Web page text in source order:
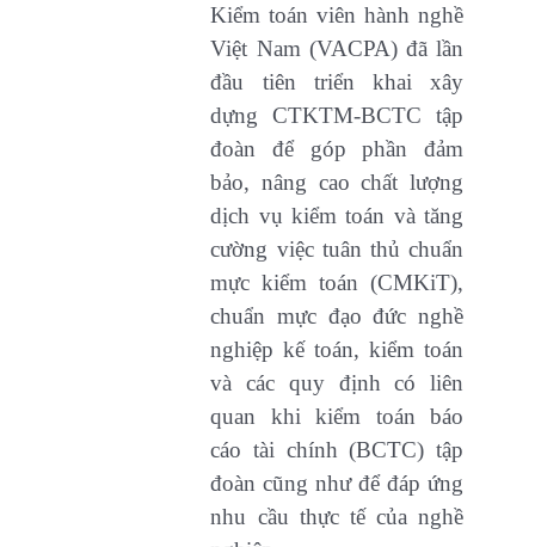
Kiểm toán viên hành nghề
Việt Nam (VACPA) đã lần
đầu tiên triển khai xây
dựng CTKTM-BCTC tập
đoàn để góp phần đảm
bảo, nâng cao chất lượng
dịch vụ kiểm toán và tăng
cường việc tuân thủ chuẩn
mực kiểm toán (CMKiT),
chuẩn mực đạo đức nghề
nghiệp kế toán, kiểm toán
và các quy định có liên
quan khi kiểm toán báo
cáo tài chính (BCTC) tập
đoàn cũng như để đáp ứng
nhu cầu thực tế của nghề